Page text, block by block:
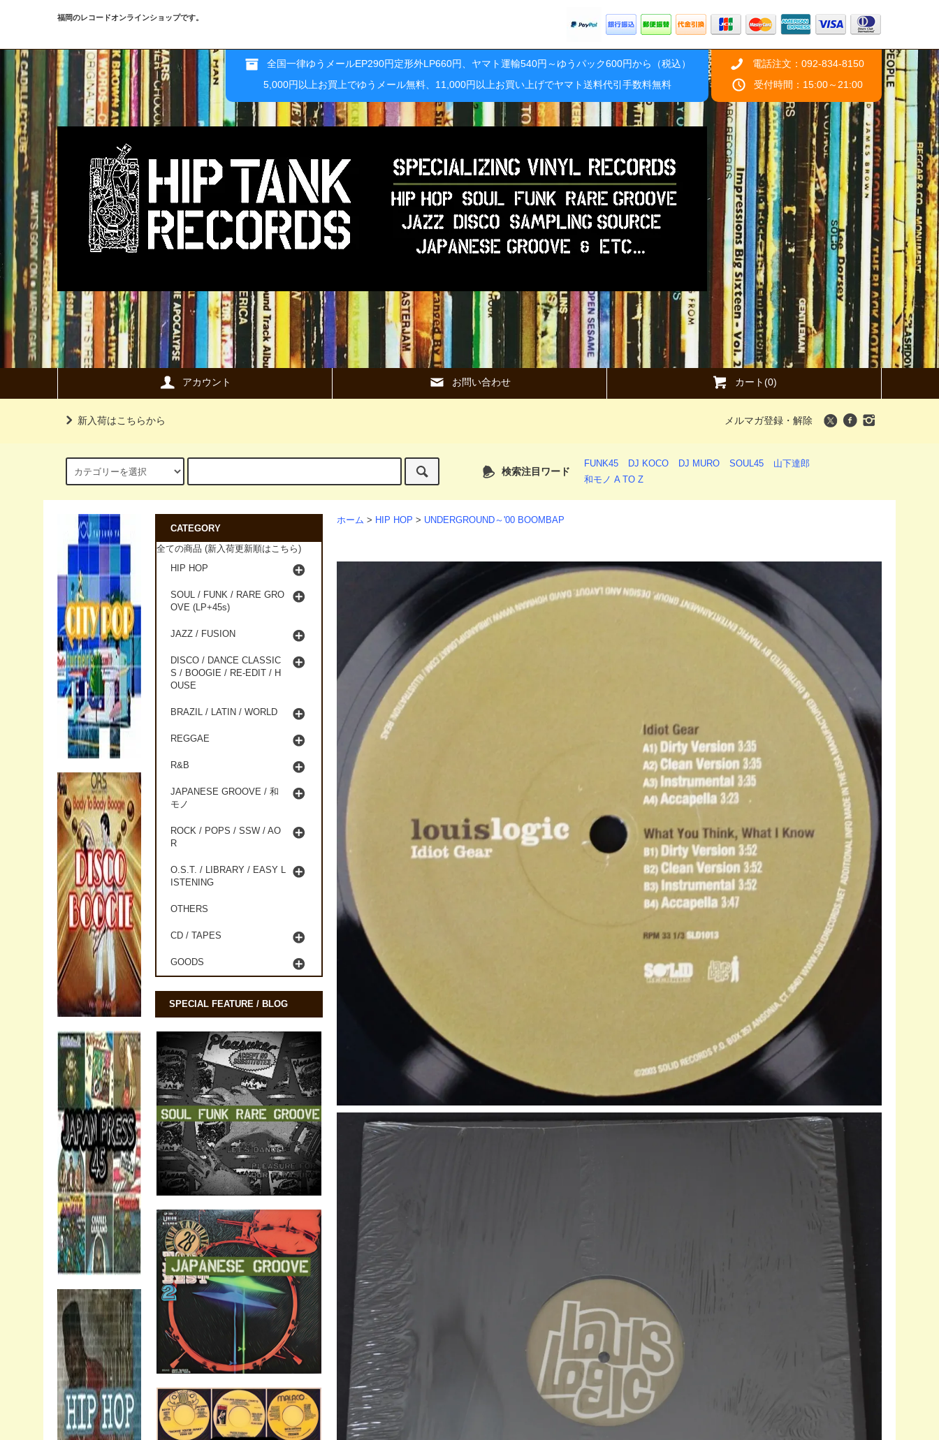
福岡のレコードオンラインショップです。
全国一律ゆうメールEP290円定形外LP660円、ヤマト運輸540円～ゆうパック600円から（税込）
5,000円以上お買上でゆうメール無料、11,000円以上お買い上げでヤマト送料代引手数料無料
電話注文：092-834-8150
受付時間：15:00～21:00
アカウント お問い合わせ カート(0)
新入荷はこちらから メルマガ登録・解除
検索注目ワード
FUNK45 DJ KOCO DJ MURO SOUL45
山下達郎
和モノ A TO Z
ホーム > HIP HOP > UNDERGROUND～'00 BOOMBAP
CATEGORY
全ての商品 (新入荷更新順はこちら)
HIP HOP
SOUL / FUNK / RARE GRO
OVE (LP+45s)
JAZZ / FUSION
DISCO / DANCE CLASSIC
S / BOOGIE / RE-EDIT / H
OUSE
BRAZIL / LATIN / WORLD
REGGAE
R&B
JAPANESE GROOVE / 和
モノ
ROCK / POPS / SSW / AO
R
O.S.T. / LIBRARY / EASY L
ISTENING
OTHERS
CD / TAPES
GOODS
SPECIAL FEATURE / BLOG